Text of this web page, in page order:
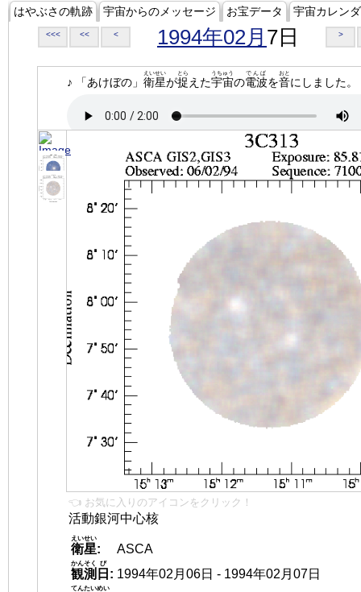
はやぶさの軌跡 宇宙からのメッセージ お宝データ 宇宙カレン
<<< << < 1994年02月 7日 >
♪ 「あけぼの」 衛星
えいせい
が捉
とら
えた宇宙
うちゅう
の電波
でんぱ
を音
おと
にしました。
👈 お気に入りのアイコンをクリック！
活動銀河中心核
衛星
えいせい
:
ASCA
観測
かんそく
日
び
: 1994年02月06日 - 1994年02月07日
てんたいめい